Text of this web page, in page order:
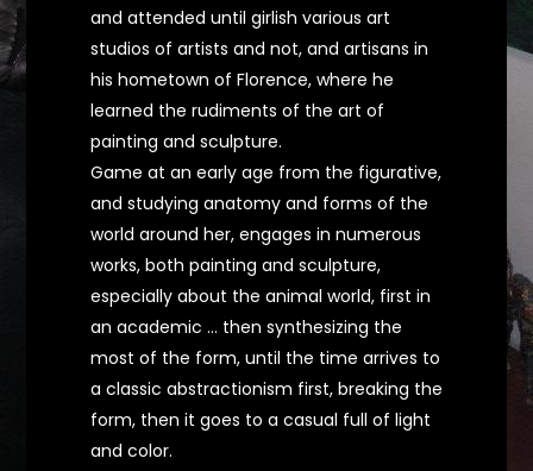
and attended until girlish various art
studios of artists and not, and artisans in
his hometown of Florence, where he
learned the rudiments of the art of
painting and sculpture.
Game at an early age from the figurative,
and studying anatomy and forms of the
world around her, engages in numerous
works, both painting and sculpture,
especially about the animal world, first in
an academic ... then synthesizing the
most of the form, until the time arrives to
a classic abstractionism first, breaking the
form, then it goes to a casual full of light
and color.